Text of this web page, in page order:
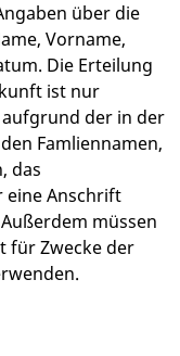
über die
Vorname,
Die Erteilung
ist nur
der in der
Famliennamen,
das
eine Anschrift
müssen
für Zwecke der